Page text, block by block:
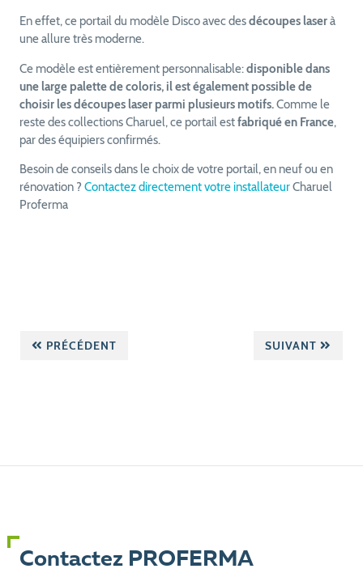
En effet, ce portail du modèle Disco avec desdécoupes laserà
une allure très moderne.
Ce modèle est entièrement personnalisable:disponible dans
une large palette de coloris, il est également possible de
choisir les découpes laser parmi plusieurs motifs.Comme le
reste des collections Charuel, ce portail estfabriqué en France,
par des équipiers confirmés.
Besoin de conseils dans le choix de votre portail, en neuf ou en
rénovation ? Contactez directement votre installateurCharuel
Proferma
PRÉCÉDENT SUIVANT
Contactez PROFERMA